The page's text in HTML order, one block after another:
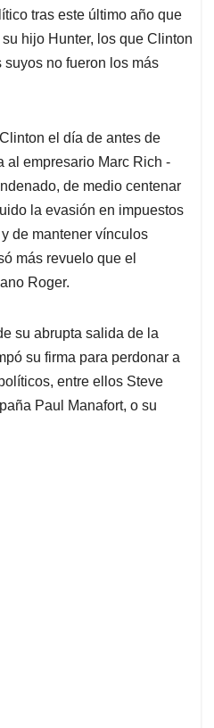
tras este último año que
hijo Hunter, los que Clinton
no fueron los más
el día de antes de
al empresario Marc Rich -
de medio centenar
la evasión en impuestos
de mantener vínculos
más revuelo que el
Roger.
su abrupta salida de la
su firma para perdonar a
entre ellos Steve
Paul Manafort, o su